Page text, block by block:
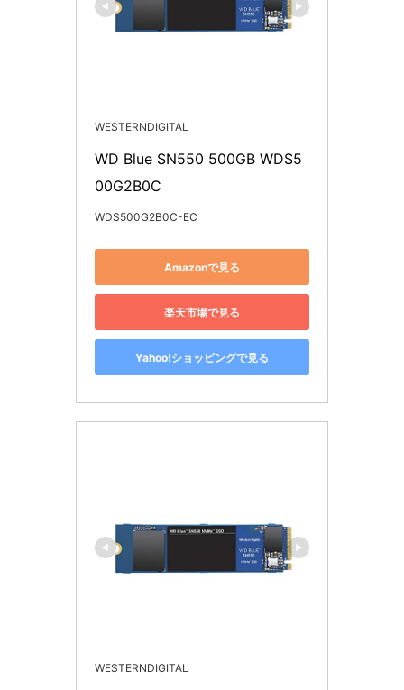
WESTERNDIGITAL
WD Blue SN550 500GB WDS5
00G2B0C
WDS500G2B0C-EC
Amazonで見る
楽天市場で見る
Yahoo!ショッピングで見る
WESTERNDIGITAL